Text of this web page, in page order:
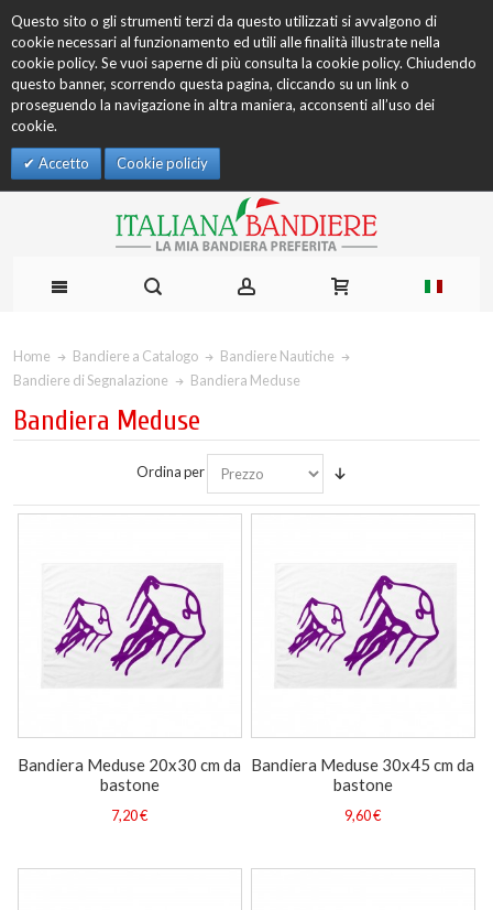
Questo sito o gli strumenti terzi da questo utilizzati si avvalgono di
cookie necessari al funzionamento ed utili alle finalità illustrate nella
cookie policy. Se vuoi saperne di più consulta la cookie policy. Chiudendo
questo banner, scorrendo questa pagina, cliccando su un link o
proseguendo la navigazione in altra maniera, acconsenti all’uso dei
cookie.
Accetto Cookie policiy
Home Bandiere a Catalogo
Bandiere Nautiche
Bandiere di Segnalazione
Bandiera Meduse
Bandiera Meduse
Ordina per
Bandiera Meduse 20x30 cm da
bastone
7,20 €
Bandiera Meduse 30x45 cm da
bastone
9,60 €